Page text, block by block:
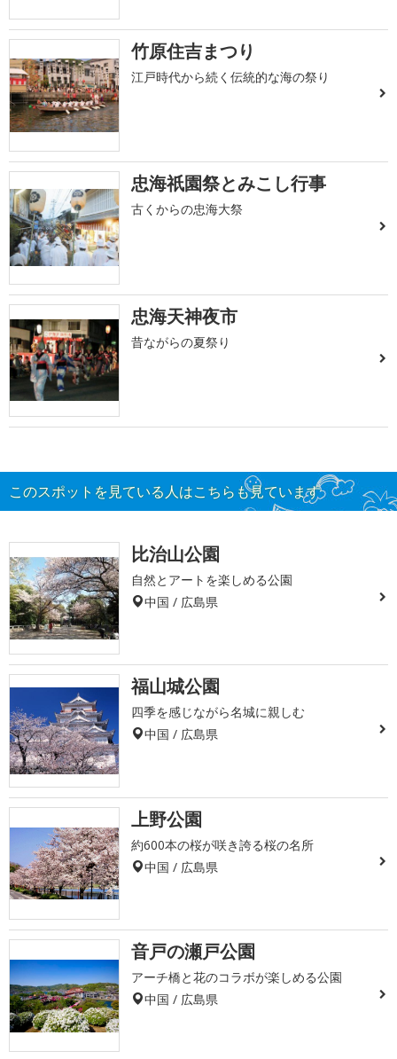
竹原住吉まつり
江戸時代から続く伝統的な海の祭り
忠海祇園祭とみこし行事
古くからの忠海大祭
忠海天神夜市
昔ながらの夏祭り
このスポットを見ている人はこちらも見ています
比治山公園
自然とアートを楽しめる公園
中国 / 広島県
福山城公園
四季を感じながら名城に親しむ
中国 / 広島県
上野公園
約600本の桜が咲き誇る桜の名所
中国 / 広島県
音戸の瀬戸公園
アーチ橋と花のコラボが楽しめる公園
中国 / 広島県